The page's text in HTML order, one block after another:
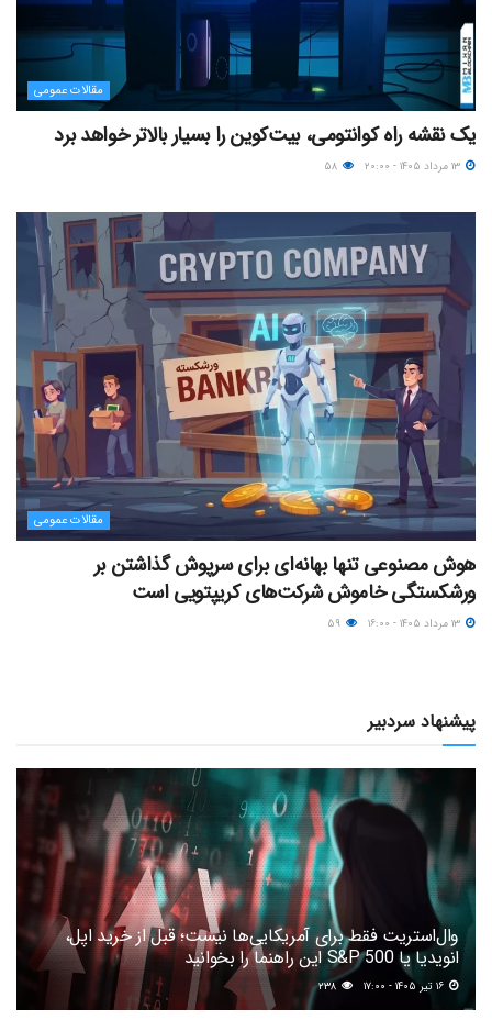
مقالات عمومی
یک نقشه راه کوانتومی، بیت‌کوین را بسیار بالاتر خواهد برد
مقالات عمومی
هوش مصنوعی تنها بهانه‌ای برای سرپوش گذاشتن بر
ورشکستگی خاموش شرکت‌های کریپتویی است
پیشنهاد سردبیر
وال‌استریت فقط برای آمریکایی‌ها نیست؛ قبل از خرید اپل،
انویدیا یا S&P 500 این راهنما را بخوانید
۲۳۸